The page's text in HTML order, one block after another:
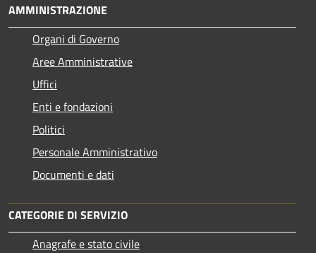
AMMINISTRAZIONE
Organi di Governo
Aree Amministrative
Uffici
Enti e fondazioni
Politici
Personale Amministrativo
Documenti e dati
CATEGORIE DI SERVIZIO
Anagrafe e stato civile